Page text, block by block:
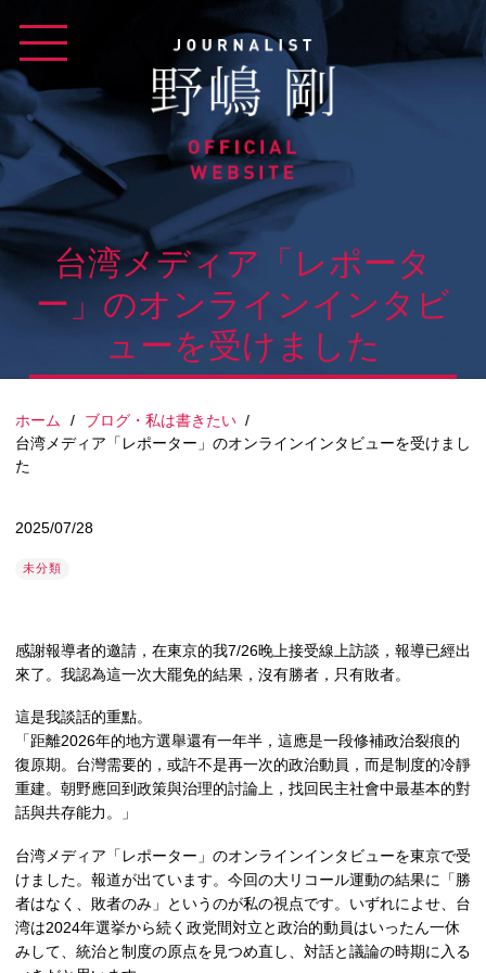
content
台湾メディア「レポータ
ー」のオンラインインタビ
ューを受けました
ホーム / ブログ・私は書きたい /
台湾メディア「レポーター」のオンラインインタビューを受けまし
た
2025/07/28
未分類
感謝報導者的邀請，在東京的我7/26晚上接受線上訪談，報導已經出
來了。我認為這一次大罷免的結果，沒有勝者，只有敗者。
這是我談話的重點。
「距離2026年的地方選舉還有一年半，這應是一段修補政治裂痕的
復原期。台灣需要的，或許不是再一次的政治動員，而是制度的冷靜
重建。朝野應回到政策與治理的討論上，找回民主社會中最基本的對
話與共存能力。」
台湾メディア「レポーター」のオンラインインタビューを東京で受
けました。報道が出ています。今回の大リコール運動の結果に「勝
者はなく、敗者のみ」というのが私の視点です。いずれによせ、台
湾は2024年選挙から続く政党間対立と政治的動員はいったん一休
みして、統治と制度の原点を見つめ直し、対話と議論の時期に入る